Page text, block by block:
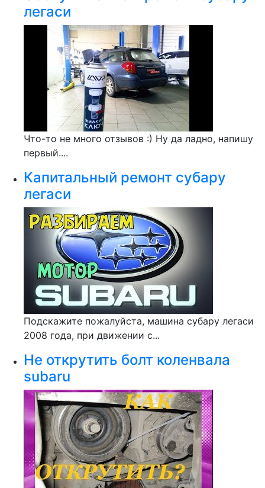
легаси
Что-то не много отзывов :) Ну да ладно, напишу
первый....
Капитальный ремонт субару
легаси
Подскажите пожалуйста, машина субару легаси
2008 года, при движении с...
Не открутить болт коленвала
subaru